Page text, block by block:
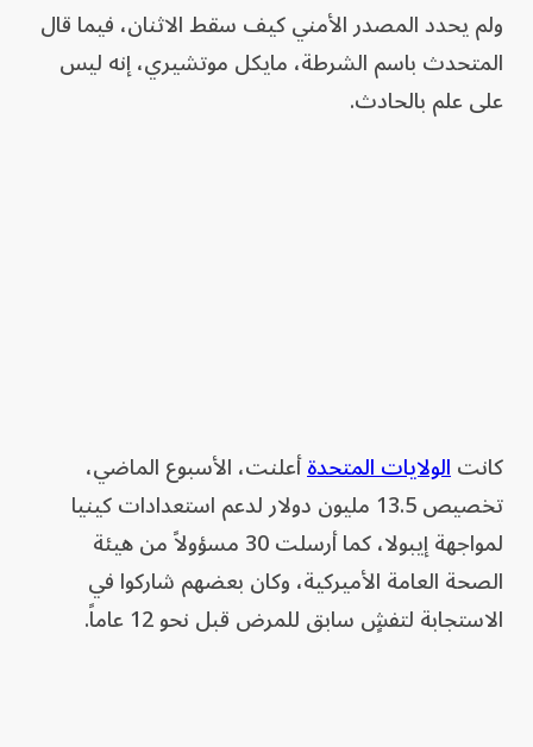
ولم يحدد المصدر الأمني كيف سقط الاثنان، فيما قال
المتحدث باسم الشرطة، مايكل موتشيري، إنه ليس
على علم بالحادث.
كانتالولايات المتحدةأعلنت، الأسبوع الماضي،
تخصيص 13.5 مليون دولار لدعم استعدادات كينيا
لمواجهة إيبولا، كما أرسلت 30 مسؤولاً من هيئة
الصحة العامة الأميركية، وكان بعضهم شاركوا في
الاستجابة لتفشٍ سابق للمرض قبل نحو 12 عاماً.